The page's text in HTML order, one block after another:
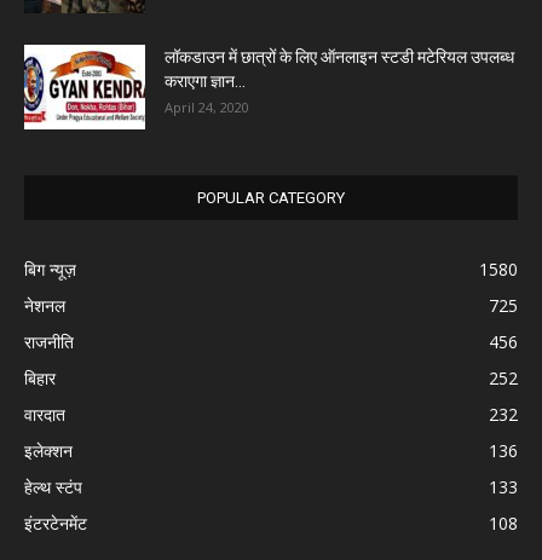
लॉकडाउन में छात्रों के लिए ऑनलाइन स्टडी मटेरियल उपलब्ध
कराएगा ज्ञान...
April 24, 2020
POPULAR CATEGORY
बिग न्यूज़
1580
नेशनल
725
राजनीति
456
बिहार
252
वारदात
232
इलेक्शन
136
हेल्थ स्टंप
133
इंटरटेनमेंट
108